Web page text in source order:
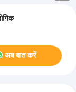
अब बात करें